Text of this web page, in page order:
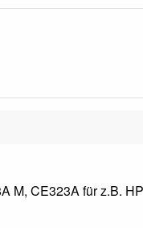
M, CE323A für z.B.